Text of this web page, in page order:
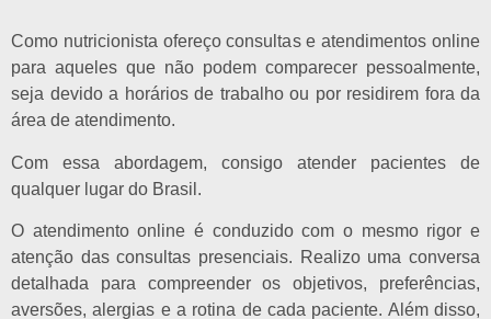
Como nutricionista ofereço consultas e atendimentos online
para aqueles que não podem comparecer pessoalmente,
seja devido a horários de trabalho ou por residirem fora da
área de atendimento.
Com essa abordagem, consigo atender pacientes de
qualquer lugar do Brasil.
O atendimento online é conduzido com o mesmo rigor e
atenção das consultas presenciais. Realizo uma conversa
detalhada para compreender os objetivos, preferências,
aversões, alergias e a rotina de cada paciente. Além disso,